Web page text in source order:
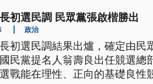
初選民調 民眾黨張啟楷勝出
政治
初選民調結果出爐，確定由民
民黨提名人翁壽良出任競選總
戰能在理性、正向的基礎良性